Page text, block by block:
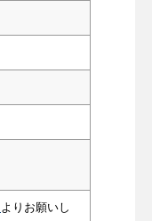
よりお願いし